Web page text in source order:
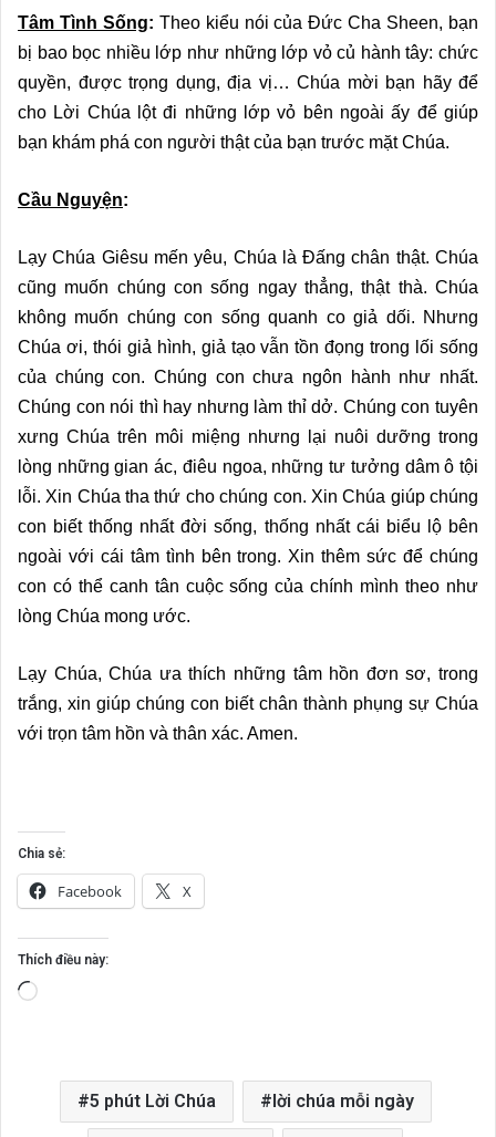
Tâm Tình Sống: Theo kiểu nói của Đức Cha Sheen, bạn
bị bao bọc nhiều lớp như những lớp vỏ củ hành tây: chức
quyền, được trọng dụng, địa vị… Chúa mời bạn hãy để
cho Lời Chúa lột đi những lớp vỏ bên ngoài ấy để giúp
bạn khám phá con người thật của bạn trước mặt Chúa.
Cầu Nguyện:
Lạy Chúa Giêsu mến yêu, Chúa là Ðấng chân thật. Chúa
cũng muốn chúng con sống ngay thẳng, thật thà. Chúa
không muốn chúng con sống quanh co giả dối. Nhưng
Chúa ơi, thói giả hình, giả tạo vẫn tồn đọng trong lối sống
của chúng con. Chúng con chưa ngôn hành như nhất.
Chúng con nói thì hay nhưng làm thỉ dở. Chúng con tuyên
xưng Chúa trên môi miệng nhưng lại nuôi dưỡng trong
lòng những gian ác, điêu ngoa, những tư tưởng dâm ô tội
lỗi. Xin Chúa tha thứ cho chúng con. Xin Chúa giúp chúng
con biết thống nhất đời sống, thống nhất cái biểu lộ bên
ngoài với cái tâm tình bên trong. Xin thêm sức để chúng
con có thể canh tân cuộc sống của chính mình theo như
lòng Chúa mong ước.
Lạy Chúa, Chúa ưa thích những tâm hồn đơn sơ, trong
trắng, xin giúp chúng con biết chân thành phụng sự Chúa
với trọn tâm hồn và thân xác. Amen.
Chia sẻ:
Facebook X
Thích điều này:
Đang
5 phút Lời Chúa lời chúa mỗi ngày